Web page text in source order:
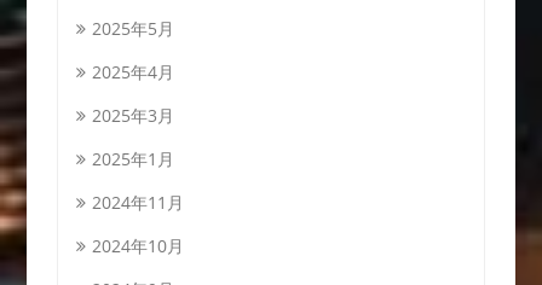
2025年5月
2025年4月
2025年3月
2025年1月
2024年11月
2024年10月